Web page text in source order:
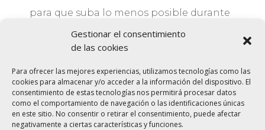
Gestionar el consentimiento
de las cookies
Para ofrecer las mejores experiencias, utilizamos tecnologías como las
cookies para almacenar y/o acceder a la información del dispositivo. El
consentimiento de estas tecnologías nos permitirá procesar datos
como el comportamiento de navegación o las identificaciones únicas
en este sitio. No consentir o retirar el consentimiento, puede afectar
negativamente a ciertas características y funciones.
para que suba lo menos posible durante
el horneado, colocar crema pastelera y
frutos rojos variados. Después aplicar un
baño de brillo para darle un aspecto más
fresco y atractivo.
Servir!